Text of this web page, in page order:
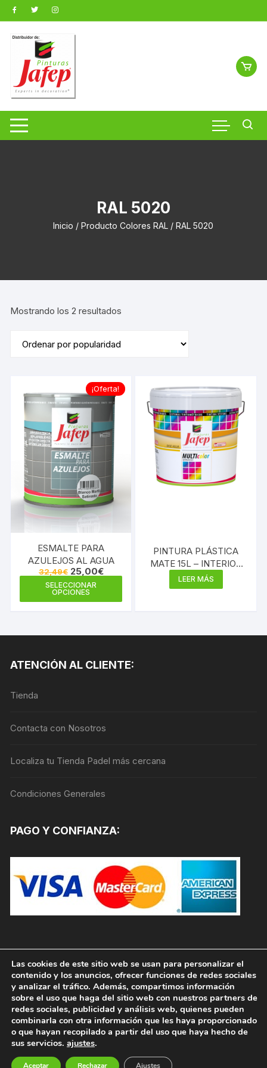
Saltar
al
contenido
RAL 5020
Inicio / Producto Colores RAL / RAL 5020
Mostrando los 2 resultados
¡Oferta!
ESMALTE PARA
AZULEJOS AL AGUA
32,49€ El
precio
original
era:
25,00€El
precio
SELECCIONAR
OPCIONES
variantes.
opciones
de
PINTURA PLÁSTICA
MATE 15L – INTERIOR
MULTICOLOR 300
LEER MÁS
ATENCIÓN AL CLIENTE:
Tienda
Contacta con Nosotros
Localiza tu Tienda Padel más cercana
Condiciones Generales
PAGO Y CONFIANZA:
Copyright © 2026, PINTURAS JAFEP |
PADELPINTURAS.COM. Todos los derechos reservados.
Las cookies de este sitio web se usan para personalizar el
contenido y los anuncios, ofrecer funciones de redes sociales
y analizar el tráfico. Además, compartimos información
sobre el uso que haga del sitio web con nuestros partners de
redes sociales, publicidad y análisis web, quienes pueden
combinarla con otra información que les haya proporcionado
o que hayan recopilado a partir del uso que haya hecho de
sus servicios. ajustes.
Aceptar Rechazar Ajustes